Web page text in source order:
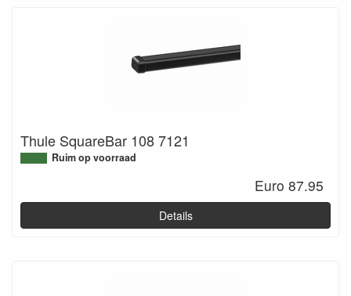
Thule SquareBar 108 7121
Ruim op voorraad
Euro 87.95
Details